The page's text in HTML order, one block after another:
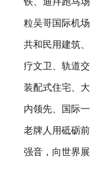
粒吴哥国际机
共和民用建筑
疗文卫、轨道
装配式住宅、
内领先、国际
老牌人用砥砺
强音，向世界